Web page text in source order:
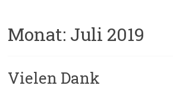
Monat: Juli 2019
Vielen Dank